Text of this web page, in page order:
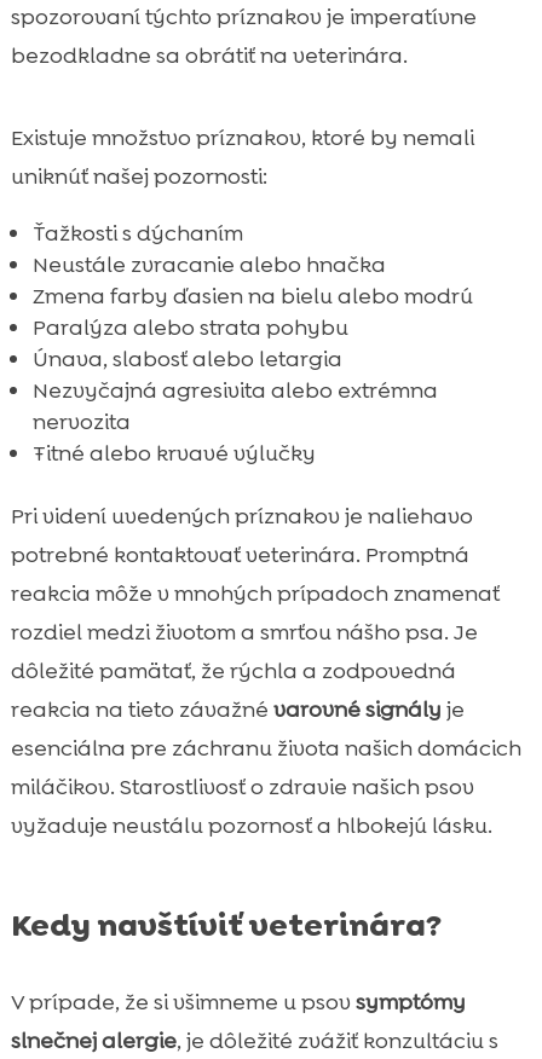
spozorovaní týchto príznakov je imperatívne
bezodkladne sa obrátiť na veterinára.
Existuje množstvo príznakov, ktoré by nemali
uniknúť našej pozornosti:
Ťažkosti s dýchaním
Neustále zvracanie alebo hnačka
Zmena farby ďasien na bielu alebo modrú
Paralýza alebo strata pohybu
Únava, slabosť alebo letargia
Nezvyčajná agresivita alebo extrémna
nervozita
Ŧitné alebo krvavé výlučky
Pri videní uvedených príznakov je naliehavo
potrebné kontaktovať veterinára. Promptná
reakcia môže v mnohých prípadoch znamenať
rozdiel medzi životom a smrťou nášho psa. Je
dôležité pamätať, že rýchla a zodpovedná
reakcia na tieto závažné varovné signály je
esenciálna pre záchranu života našich domácich
miláčikov. Starostlivosť o zdravie našich psov
vyžaduje neustálu pozornosť a hlbokejú lásku.
Kedy navštíviť veterinára?
V prípade, že si všimneme u psov symptómy
slnečnej alergie, je dôležité zvážiť konzultáciu s